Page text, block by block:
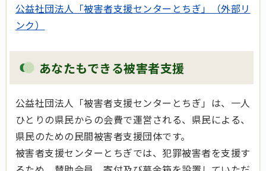
公益社団法人「被害者支援センターとちぎ」（外部リ
ンク）
あなたもできる被害者支援
公益社団法人「被害者支援センターとちぎ」は、一人
ひとりの県民からの会費で運営される、県民による、
県民のための民間被害者支援団体です。
被害者支援センターとちぎでは、犯罪被害者を支援す